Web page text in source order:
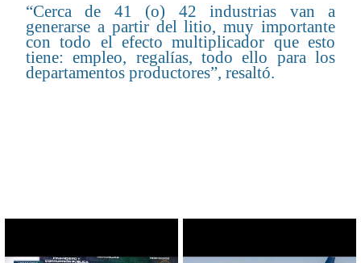
“Cerca de 41 (o) 42 industrias van a
generarse a partir del litio, muy importante
con todo el efecto multiplicador que esto
tiene: empleo, regalías, todo ello para los
departamentos productores”, resaltó.